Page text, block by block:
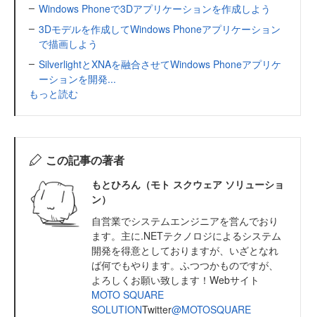
Windows Phoneで3Dアプリケーションを作成しよう
3Dモデルを作成してWindows Phoneアプリケーション
で描画しよう
SilverlightとXNAを融合させてWindows Phoneアプリケ
ーションを開発...
もっと読む
この記事の著者
もとひろん（モト スクウェア ソリューショ
ン）
自営業でシステムエンジニアを営んでおり
ます。主に.NETテクノロジによるシステム
開発を得意としておりますが、いざとなれ
ば何でもやります。ふつつかものですが、
よろしくお願い致します！Webサイト
MOTO SQUARE
SOLUTIONTwitter@MOTOSQUARE